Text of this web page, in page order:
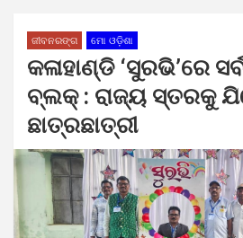
ଜୀବନରଙ୍ଗ ମୋ ଓଡ଼ିଶା
କଳାହାଣ୍ଡି ‘ସୁରଭି’ରେ
ବ୍ଲକ୍ : ରାଜ୍ୟ ସ୍ତରକୁ
ଛାତ୍ରଛାତ୍ରୀ